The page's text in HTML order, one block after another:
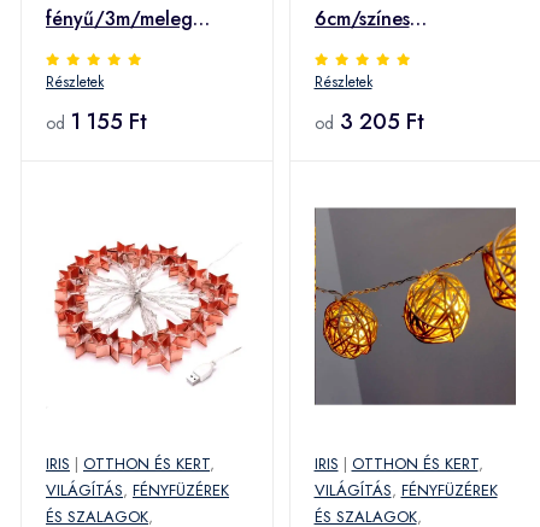
fényű/3m/meleg
fehér/10db LED-es
USB-s fénydekoráció
(152-05) (152-05)
Részletek
od 1 155 Ft
6cm/színes
fonott/3m/zöld-kék-
fehér/20db LED-
es/USB-s
Részletek
od 3 205 Ft
IRIS | OTTHON ÉS KERT,
VILÁGÍTÁS, FÉNYFÜZÉREK
ÉS SZALAGOK,
IRIS | OTTHON ÉS KERT,
VILÁGÍTÁS, FÉNYFÜZÉREK
ÉS SZALAGOK,